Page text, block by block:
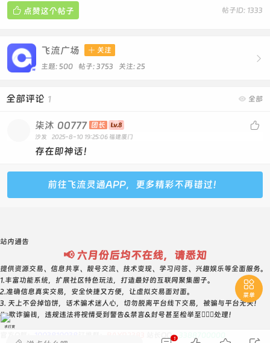
帖子ID: 1333
 点赞这个帖子

飞流广场  关注
主题: 500 帖子: 3753 关注: 25
 全部
全部评论 1

柒沐 00777 团长
沙发 2025-8-10 19:25:06 福建厦门
存在即神话！
前往飞流灵通APP，更多精彩不再错过！

菜单
1
站内通告
📢 六月份后均不在线，请悉知
提供资源交易、信息共享、靓号交流、技术变现、学习问答、兴趣娱乐等全面服务。
1.丰富功能系统，扩展社区特色玩法，打造最好的互联网聚集圈子。
2.准确信息真实交易，安全快捷又方便，让虚拟交易面对面。
3. 天上不会掉馅饼，话术骗术迷人心，切勿脱离平台线下交易，被骗与平台无关！
4. 欺诈骗钱，违规违法将视情受到警告&禁言&封号甚至检举至👮🏻‍♀️处理！
站长QQ：
求打赏